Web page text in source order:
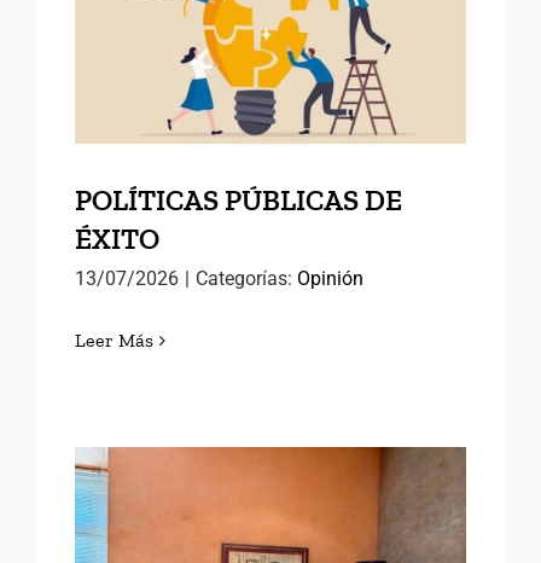
POLÍTICAS PÚBLICAS DE
ÉXITO
POLÍTICAS PÚBLICAS DE
ÉXITO
13/07/2026 | Categorías: Opinión
Leer Más
AVANZANDO HACIA EL